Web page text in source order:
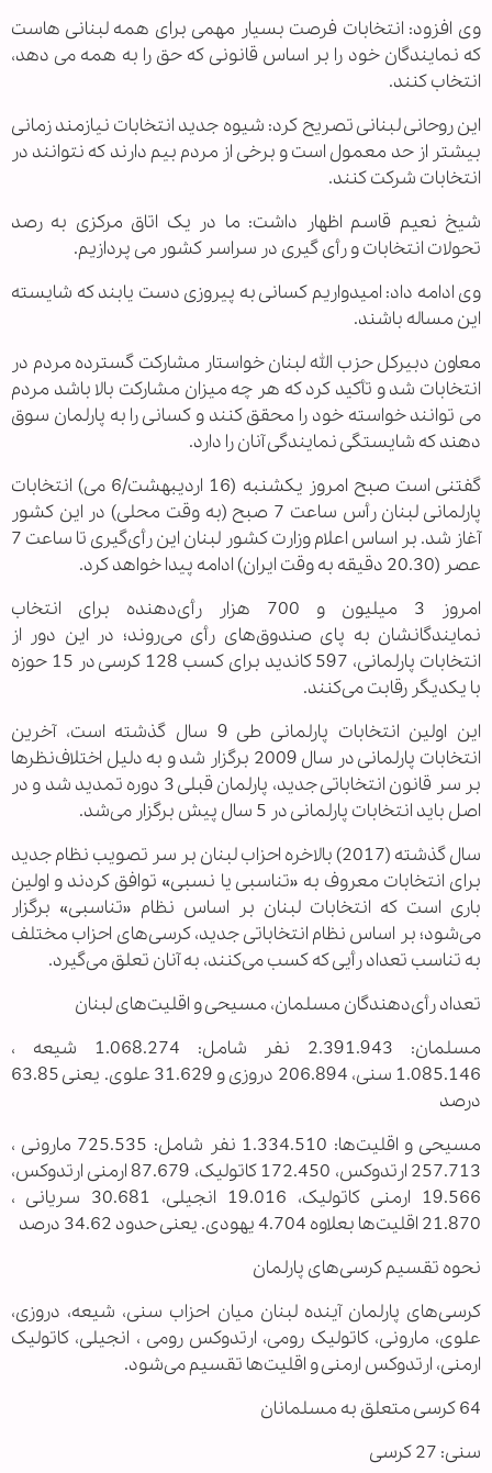
وی افزود: انتخابات فرصت بسیار مهمی برای همه لبنانی هاست
که نمایندگان خود را بر اساس قانونی که حق را به همه می دهد،
انتخاب کنند.
این روحانی لبنانی تصریح کرد: شیوه جدید انتخابات نیازمند زمانی
بیشتر از حد معمول است و برخی از مردم بیم دارند که نتوانند در
انتخابات شرکت کنند.
شیخ نعیم قاسم اظهار داشت: ما در یک اتاق مرکزی به رصد
تحولات انتخابات و رأی گیری در سراسر کشور می پردازیم.
وی ادامه داد: امیدواریم کسانی به پیروزی دست یابند که شایسته
این مساله باشند.
معاون دبیرکل حزب الله لبنان خواستار مشارکت گسترده مردم در
انتخابات شد و تأکید کرد که هر چه میزان مشارکت بالا باشد مردم
می توانند خواسته خود را محقق کنند و کسانی را به پارلمان سوق
دهند که شایستگی نمایندگی آنان را دارد.
گفتنی است صبح امروز یکشنبه (16 اردیبهشت/6 می) انتخابات
پارلمانی لبنان رأس ساعت 7 صبح (به وقت محلی) در این کشور
آغاز شد. بر اساس اعلام وزارت کشور لبنان این رأی‌گیری تا ساعت 7
عصر (20.30 دقیقه به وقت ایران) ادامه پیدا خواهد کرد.
امروز 3 میلیون و 700 هزار رأی‌دهنده برای انتخاب
نمایندگانشان به پای صندوق‌های رأی می‌روند؛ در این دور از
انتخابات پارلمانی، 597 کاندید برای کسب 128 کرسی در 15 حوزه
با یکدیگر رقابت می‌کنند.
این اولین انتخابات پارلمانی طی 9 سال گذشته است، آخرین
انتخابات پارلمانی در سال 2009 برگزار شد و به دلیل اختلاف‌نظرها
بر سر قانون انتخاباتی جدید، پارلمان قبلی 3 دوره تمدید شد و در
اصل باید انتخابات پارلمانی در 5 سال پیش برگزار می‌شد.
سال گذشته (2017) بالاخره احزاب لبنان بر سر تصویب نظام جدید
برای انتخابات معروف به «تناسبی یا نسبی» توافق کردند و اولین
باری است که انتخابات لبنان بر اساس نظام «تناسبی» برگزار
می‌شود؛ بر اساس نظام انتخاباتی جدید، کرسی‌های احزاب مختلف
به تناسب تعداد رأیی که کسب می‌کنند، به آنان تعلق می‌گیرد.
تعداد رأی‌دهندگان مسلمان، مسیحی و اقلیت‌های لبنان
مسلمان: 2.391.943 نفر شامل: 1.068.274 شیعه ،
1.085.146 سنی، 206.894 دروزی و 31.629 علوی. یعنی 63.85
درصد
مسیحی و اقلیت‌ها: 1.334.510 نفر شامل: 725.535 مارونی ،
257.713 ارتدوکس، 172.450 کاتولیک، 87.679 ارمنی ارتدوکس،
19.566 ارمنی کاتولیک، 19.016 انجیلی، 30.681 سریانی ،
21.870 اقلیت‌ها بعلاوه 4.704 یهودی. یعنی حدود 34.62 درصد
نحوه تقسیم کرسی‌های پارلمان
کرسی‌های پارلمان آینده لبنان میان احزاب سنی، شیعه، دروزی،
علوی، مارونی، کاتولیک رومی، ارتدوکس رومی ، انجیلی، کاتولیک
ارمنی، ارتدوکس ارمنی و اقلیت‌ها تقسیم می‌شود.
64 کرسی متعلق به مسلمانان
سنی: 27 کرسی